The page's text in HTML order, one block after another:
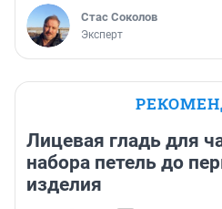
Стас Соколов
Эксперт
Лицевая гладь для
набора петель до
изделия